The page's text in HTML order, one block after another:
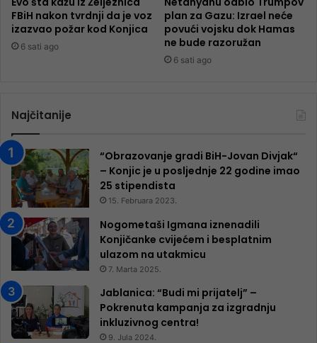
FBiH nakon tvrdnji da je voz
izazvao požar kod Konjica
6 sati ago
plan za Gazu: Izrael neće
povući vojsku dok Hamas
ne bude razoružan
6 sati ago
Najčitanije
“Obrazovanje gradi BiH-Jovan Divjak“
– Konjic je u posljednje 22 godine imao
25 ​​stipendista
15. Februara 2023.
Nogometaši Igmana iznenadili
Konjičanke cvijećem i besplatnim
ulazom na utakmicu
7. Marta 2025.
Jablanica: “Budi mi prijatelj” –
Pokrenuta kampanja za izgradnju
inkluzivnog centra!
9. Jula 2024.